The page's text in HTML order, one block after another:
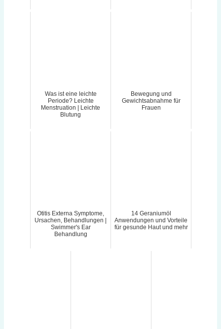
Was ist eine leichte
Periode? Leichte
Menstruation | Leichte
Blutung
Bewegung und
Gewichtsabnahme für
Frauen
Otitis Externa Symptome,
Ursachen, Behandlungen |
Swimmer's Ear
Behandlung
14 Geraniumöl
Anwendungen und Vorteile
für gesunde Haut und mehr